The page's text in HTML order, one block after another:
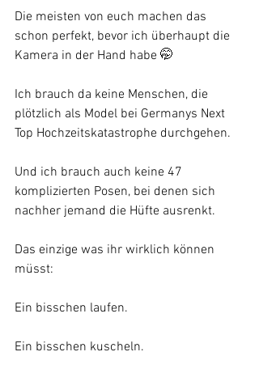
Die meisten von euch machen das
schon perfekt, bevor ich überhaupt die
Kamera in der Hand habe 🤭
Ich brauch da keine Menschen, die
plötzlich als Model bei Germanys Next
Top Hochzeitskatastrophe durchgehen.
Und ich brauch auch keine 47
komplizierten Posen, bei denen sich
nachher jemand die Hüfte ausrenkt.
Das einzige was ihr wirklich können
müsst:
Ein bisschen laufen.
Ein bisschen kuscheln.